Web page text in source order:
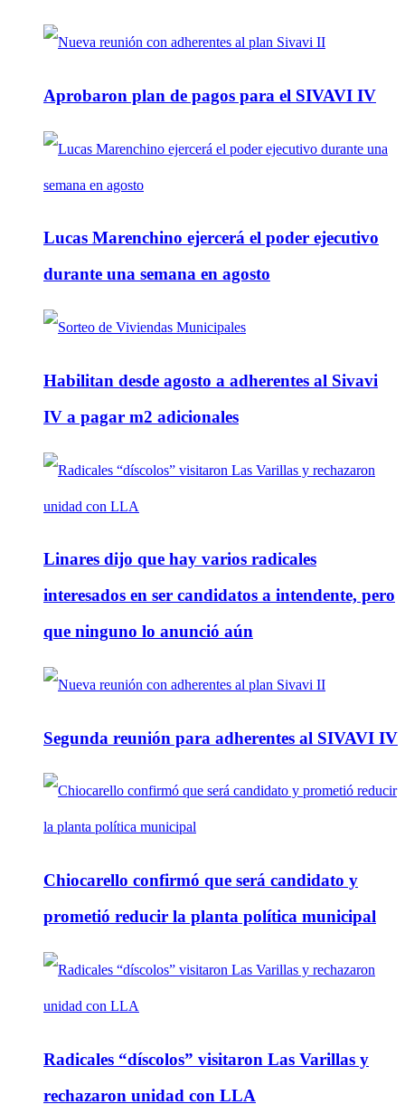
Aprobaron plan de pagos para el SIVAVI IV
Lucas Marenchino ejercerá el poder ejecutivo
durante una semana en agosto
Habilitan desde agosto a adherentes al Sivavi
IV a pagar m2 adicionales
Linares dijo que hay varios radicales
interesados en ser candidatos a intendente, pero
que ninguno lo anunció aún
Segunda reunión para adherentes al SIVAVI IV
Chiocarello confirmó que será candidato y
prometió reducir la planta política municipal
Radicales “díscolos” visitaron Las Varillas y
rechazaron unidad con LLA